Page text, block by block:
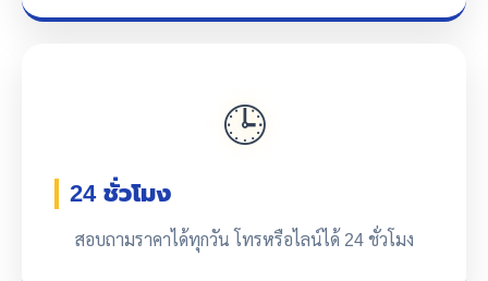
🕒
24 ชั่วโมง
สอบถามราคาได้ทุกวัน โทรหรือไลน์ได้ 24 ชั่วโมง